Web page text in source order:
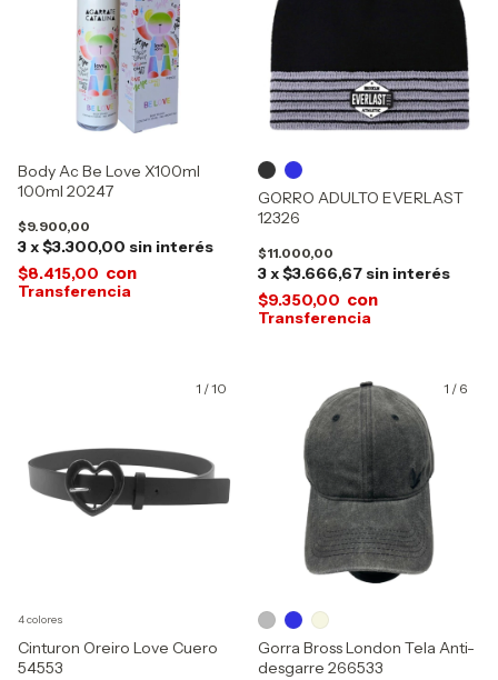
Body Ac Be Love X100ml
100ml 20247
$9.900,00
3x$3.300,00 sin interés
$8.415,00 con
GORRO ADULTO EVERLAST
12326
$11.000,00
3x$3.666,67 sin interés
$9.350,00 con
1 /10
Cinturon Oreiro Love Cuero
54553
4 colores
1 / 6
Gorra Bross London Tela Anti-
desgarre 266533